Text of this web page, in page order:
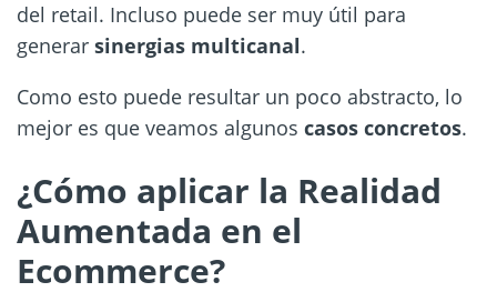
del retail. Incluso puede ser muy útil para
generar sinergias multicanal.
Como esto puede resultar un poco abstracto, lo
mejor es que veamos algunos casos concretos.
¿Cómo aplicar la Realidad
Aumentada en el
Ecommerce?